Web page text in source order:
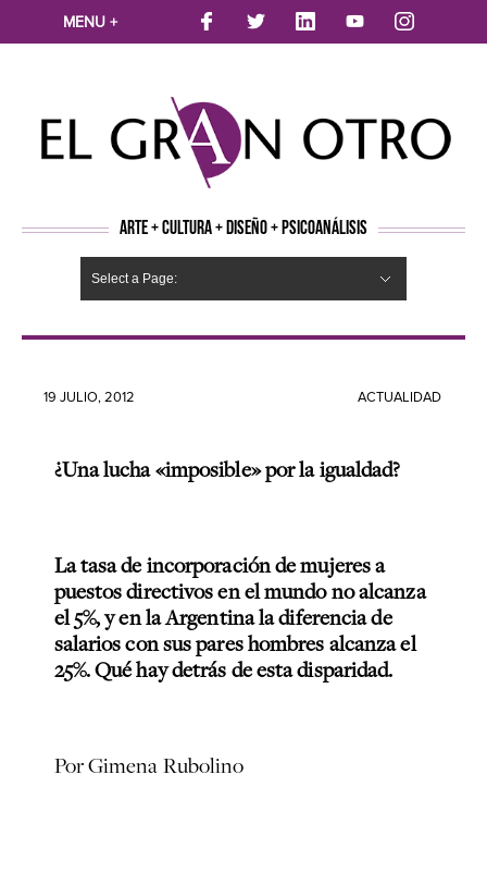
MENU +
ARTE + CULTURA + DISEÑO + PSICOANÁLISIS
Select a Page:
19 JULIO, 2012 ACTUALIDAD
¿Una lucha «imposible» por la igualdad?
La tasa de incorporación de mujeres a
puestos directivos en el mundo no alcanza
el 5%, y en la Argentina la diferencia de
salarios con sus pares hombres alcanza el
25%. Qué hay detrás de esta disparidad.
Por Gimena Rubolino